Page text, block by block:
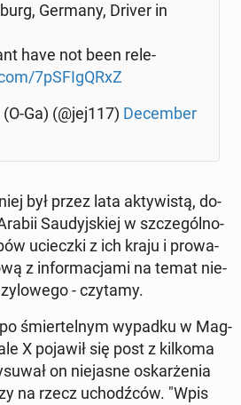
Germany, Driver in
have not been re­le­
7pSFI­gQRxZ
Ga) (@jej117) De­cem­ber
był przez lata ak­ty­wi­stą, do­
Sau­dyj­skiej w szcze­gól­no­
uciecz­ki z ich kraju i pro­wa­
z in­for­ma­cja­mi na temat nie­
- czytamy.
śmier­tel­nym wypadku w Mag­
X pojawił się post z kilkoma
on nie­ja­sne oskar­że­nia
na rzecz uchodź­ców. "Wpis